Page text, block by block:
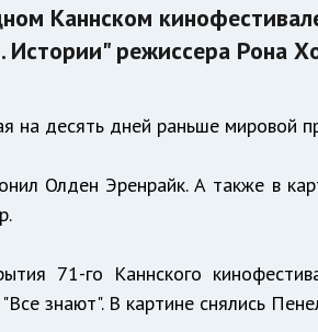
Каннском
режиссера Рона
на десять дней раньше мировой
Олден Эренрайк. А также в
71-го Каннского
знают". В картине снялись